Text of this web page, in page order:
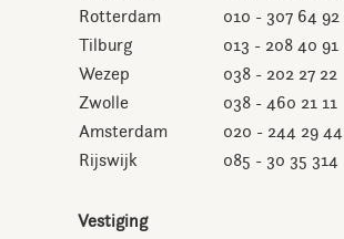
Rotterdam
010 - 307 64 92
Tilburg
013 - 208 40 91
Wezep
038 - 202 27 22
Zwolle
038 - 460 21 11
Amsterdam
020 - 244 29 44
Rijswijk
085 - 30 35 314
Vestiging